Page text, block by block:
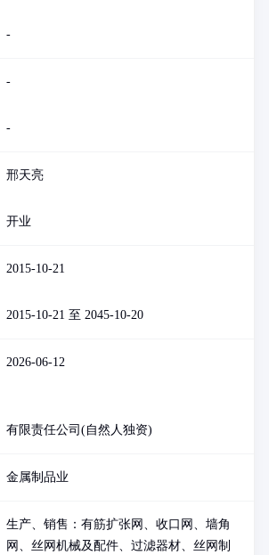
-
-
-
邢天亮
开业
2015-10-21
2015-10-21 至 2045-10-20
2026-06-12
有限责任公司(自然人独资)
金属制品业
生产、销售：有筋扩张网、收口网、墙角
网、丝网机械及配件、过滤器材、丝网制